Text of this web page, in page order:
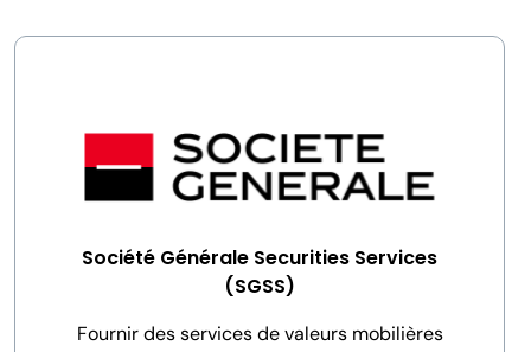
Société Générale Securities Services
(SGSS)
Fournir des services de valeurs mobilières